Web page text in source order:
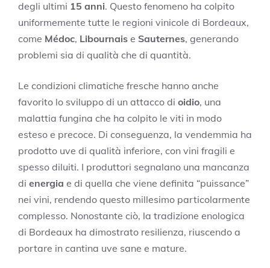
degli ultimi 15 anni. Questo fenomeno ha colpito
uniformemente tutte le regioni vinicole di Bordeaux,
come Médoc, Libournais e Sauternes, generando
problemi sia di qualità che di quantità.
Le condizioni climatiche fresche hanno anche
favorito lo sviluppo di un attacco di oidio, una
malattia fungina che ha colpito le viti in modo
esteso e precoce. Di conseguenza, la vendemmia ha
prodotto uve di qualità inferiore, con vini fragili e
spesso diluiti. I produttori segnalano una mancanza
di energia e di quella che viene definita “puissance”
nei vini, rendendo questo millesimo particolarmente
complesso. Nonostante ciò, la tradizione enologica
di Bordeaux ha dimostrato resilienza, riuscendo a
portare in cantina uve sane e mature.